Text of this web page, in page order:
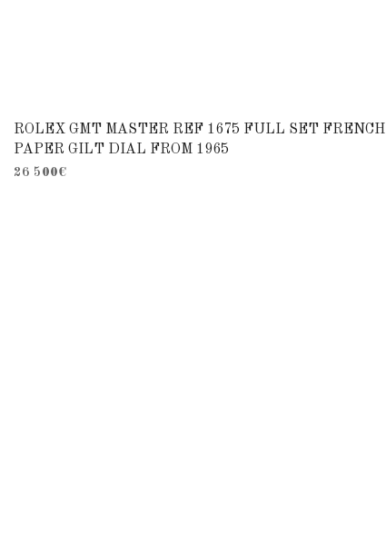
ROLEX GMT MASTER REF 1675 FULL SET FRENCH
PAPER GILT DIAL FROM 1965
26 500€